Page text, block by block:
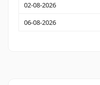
02-08-2026
06-08-2026